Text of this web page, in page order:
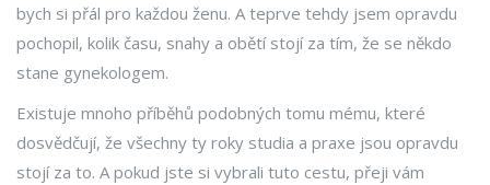
bych si přál pro každou ženu. A teprve tehdy jsem opravdu
pochopil, kolik času, snahy a obětí stojí za tím, že se někdo
stane gynekologem.
Existuje mnoho příběhů podobných tomu mému, které
dosvědčují, že všechny ty roky studia a praxe jsou opravdu
stojí za to. A pokud jste si vybrali tuto cestu, přeji vám